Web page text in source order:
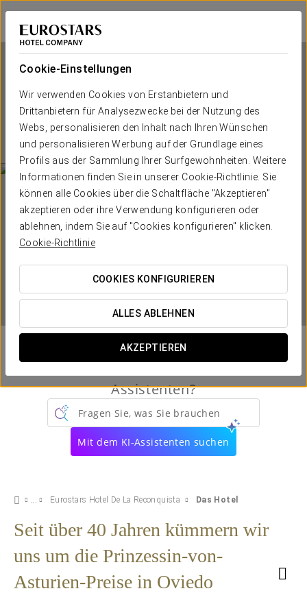
Cookie-Einstellungen
Wir verwenden Cookies von Erstanbietern und
Drittanbietern für Analysezwecke bei der Nutzung des
Webs, personalisieren den Inhalt nach Ihren Wünschen
und personalisieren Werbung auf der Grundlage eines
Profils aus der Sammlung Ihrer Surfgewohnheiten. Weitere
Informationen finden Sie in unserer Cookie-Richtlinie. Sie
können alle Cookies über die Schaltfläche "Akzeptieren"
akzeptieren oder ihre Verwendung konfigurieren oder
ablehnen, indem Sie auf "Cookies konfigurieren" klicken.
Cookie-Richtlinie
COOKIES KONFIGURIEREN
ALLES ABLEHNEN
AKZEPTIEREN
Eurostars Hotel de la Reconquista
OVIEDO
Eurostars Hotel de la
Reconquista
OVIEDO
WANN MÖCHTEN SIE REISEN?
 
Assistenten?
Fragen Sie, was Sie brauchen
Mit dem KI-Assistenten suchen
Eurostars Hotel De La Reconquista Das Hotel
Seit über 40 Jahren kümmern wir
uns um die Prinzessin-von-
Asturien-Preise in Oviedo